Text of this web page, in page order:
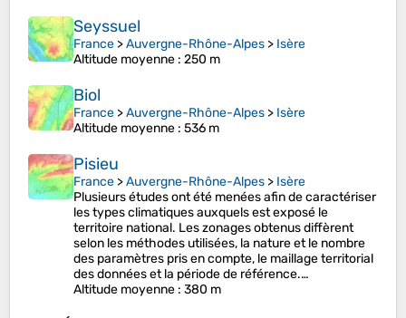
Seyssuel
France >Auvergne-Rhône-Alpes > Isère
Altitude moyenne : 250 m
Biol
France >Auvergne-Rhône-Alpes > Isère
Altitude moyenne : 536 m
Pisieu
France >Auvergne-Rhône-Alpes > Isère
Plusieurs études ont été menées afin de caractériser
les types climatiques auxquels est exposé le
territoire national. Les zonages obtenus diffèrent
selon les méthodes utilisées, la nature et le nombre
des paramètres pris en compte, le maillage territorial
des données et la période de référence.…
Altitude moyenne : 380 m